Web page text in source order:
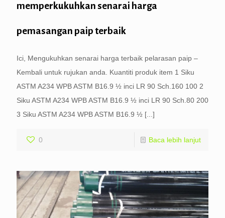
memperkukuhkan senarai harga
pemasangan paip terbaik
Ici, Mengukuhkan senarai harga terbaik pelarasan paip –
Kembali untuk rujukan anda. Kuantiti produk item 1 Siku
ASTM A234 WPB ASTM B16.9 ½ inci LR 90 Sch.160 100 2
Siku ASTM A234 WPB ASTM B16.9 ½ inci LR 90 Sch.80 200
3 Siku ASTM A234 WPB ASTM B16.9 ½ [...]
0 Baca lebih lanjut